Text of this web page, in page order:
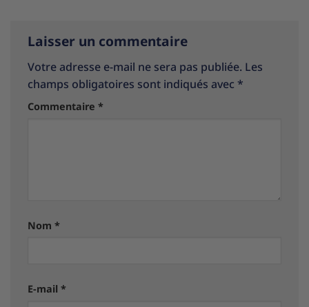
Laisser un commentaire
Votre adresse e-mail ne sera pas publiée. Les
champs obligatoires sont indiqués avec *
Commentaire *
Nom *
E-mail *